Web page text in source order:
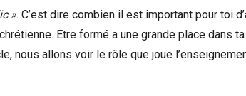
». C’est dire combien il est important pour toi
Etre formé a une grande place dans ta
nous allons voir le rôle que joue